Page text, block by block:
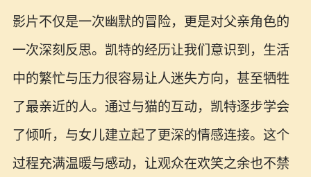
影片不仅是一次幽默的冒险，更是对父亲角色的
一次深刻反思。凯特的经历让我们意识到，生活
中的繁忙与压力很容易让人迷失方向，甚至牺牲
了最亲近的人。通过与猫的互动，凯特逐步学会
了倾听，与女儿建立起了更深的情感连接。这个
过程充满温暖与感动，让观众在欢笑之余也不禁